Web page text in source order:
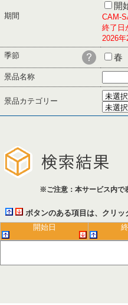
期間
開
CAM-
終了日
2026年
季節
春
景品名称
景品カテゴリー
※ご注意：本サービス内で
ボタンのある項目は、クリッ
開始日